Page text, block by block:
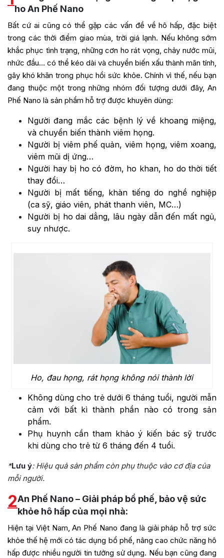
ho An Phế Nano
Bất cứ ai cũng có thể gặp các vấn đề về hô hấp, đặc biệt
trong các thời điểm giao mùa, trời giá lạnh. Nếu không sớm
khắc phục tình trạng, những cơn ho rát vọng, chảy nước mũi,
nhức đầu… có thể kéo dài và chuyển biến xấu thành mãn tính,
gây khó khăn trong phục hồi sức khỏe. Chính vì thế, nếu bạn
đang thuộc một trong những nhóm đối tượng dưới đây, An
Phế Nano là sản phẩm hỗ trợ được khuyên dùng:
Người đang mắc các bệnh lý về khoang miệng,
và chuyển biến thành viêm họng.
Người bị viêm phế quản, viêm họng, viêm xoang,
viêm mũi dị ứng…
Người hay bị ho có đờm, ho khan, ho do thời tiết
thay đổi…
Người bị mất tiếng, khàn tiếng do nghề nghiệp
(ca sỹ, giáo viên, phát thanh viên, MC…)
Người bị ho dai dẳng, lâu ngày dẫn đến mất ngủ,
suy nhược.
Ho, đau họng, rát họng không nói thành lời
Không dùng cho trẻ dưới 6 tháng tuổi, người mẫn
cảm với bất kì thành phần nào có trong sản
phẩm.
Phụ huynh cần tham khảo ý kiến bác sỹ trước
khi dùng cho trẻ từ 6 tháng đến 4 tuổi.
*Lưu ý: Hiệu quả sản phẩm còn phụ thuộc vào cơ địa của
mỗi người.
2An Phế Nano – Giải pháp bổ phế, bảo vệ sức
khỏe hô hấp của mọi nhà:
Hiện tại Việt Nam, An Phế Nano đang là giải pháp hỗ trợ sức
khỏe thế hệ mới có tác dụng bổ phế, nâng cao chức năng hô
hấp được nhiều người tin tưởng sử dụng. Nếu bạn cũng đang